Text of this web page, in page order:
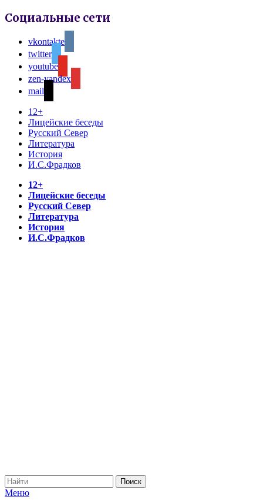
Социальные сети
vkontakte
twitter
youtube
zen-yandex
mail
12+
Лицейские беседы
Русский Север
Литература
История
И.С.Фрадков
12+
Лицейские беседы
Русский Север
Литература
История
И.С.Фрадков
Меню